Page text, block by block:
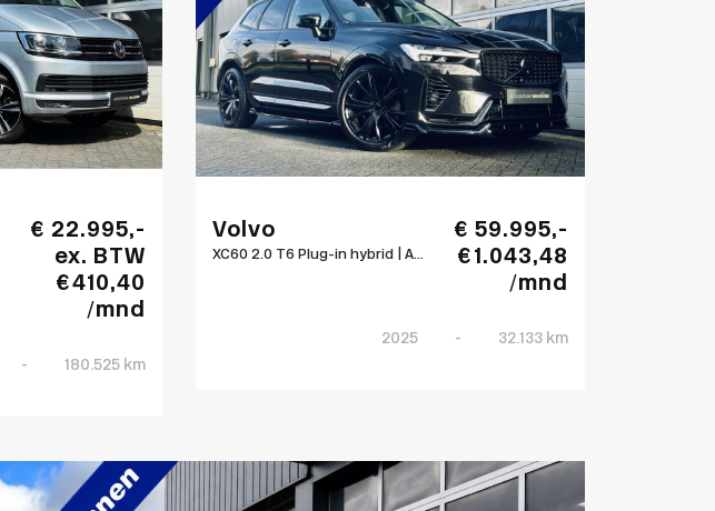
€ 22.995,-
ex. BTW
€ 410,40
/mnd
- 180.525 km
Volvo
XC60 2.0 T6 Plug-in hybrid | A...
€ 59.995,-
€ 1.043,48
/mnd
2025 - 32.133 km